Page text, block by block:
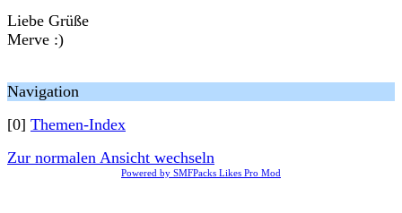
Liebe Grüße
Merve :)
Navigation
[0] Themen-Index
Zur normalen Ansicht wechseln
Powered by SMFPacks Likes Pro Mod